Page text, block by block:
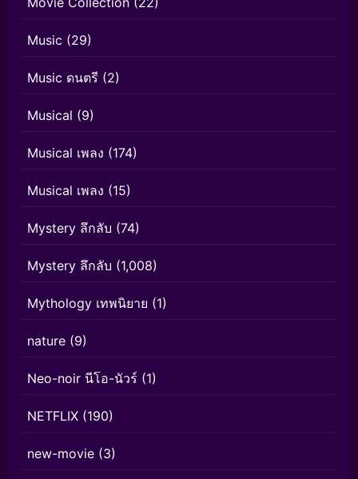
Music (29)
Music ดนตรี (2)
Musical (9)
Musical เพลง (174)
Musical เพลง (15)
Mystery ลึกลับ (74)
Mystery ลึกลับ (1,008)
Mythology เทพนิยาย (1)
nature (9)
Neo-noir นีโอ-นัวร์ (1)
NETFLIX (190)
new-movie (3)